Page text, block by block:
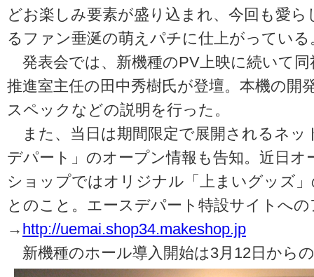
どお楽しみ要素が盛り込まれ、今回も愛
るファン垂涎の萌えパチに仕上がっている
発表会では、新機種のPV上映に続いて同
推進室主任の田中秀樹氏が登壇。本機の開
スペックなどの説明を行った。
また、当日は期間限定で展開されるネッ
デパート」のオープン情報も告知。近日オ
ショップではオリジナル「上まいグッズ
とのこと。エースデパート特設サイトへ
→ http://uemai.shop34.makeshop.jp
新機種のホール導入開始は3月12日から